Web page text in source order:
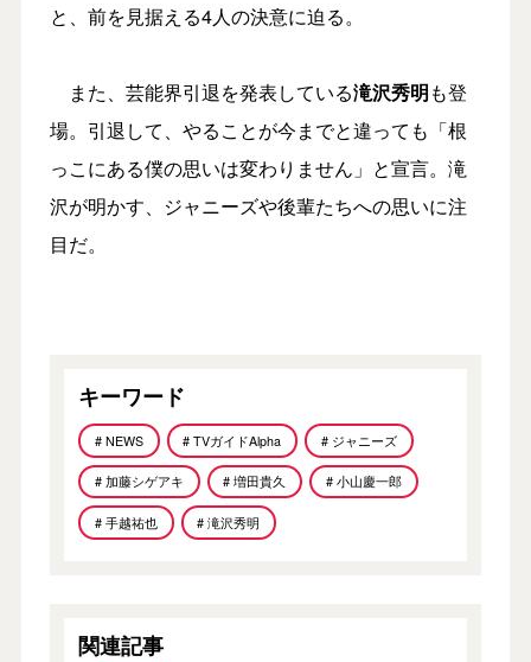
と、前を見据える4人の決意に迫る。
また、芸能界引退を発表している滝沢秀明も登
場。引退して、やることが今までと違っても「根
っこにある僕の思いは変わりません」と宣言。滝
沢が明かす、ジャニーズや後輩たちへの思いに注
目だ。
キーワード
# NEWS # TVガイドAlpha # ジャニーズ
# 加藤シゲアキ # 増田貴久 # 小山慶一郎
# 手越祐也 # 滝沢秀明
関連記事